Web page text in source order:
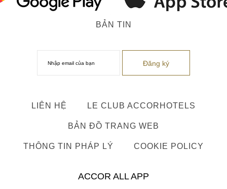
BẢN TIN
LIÊN HỆ LE CLUB ACCORHOTELS
BẢN ĐỒ TRANG WEB
THÔNG TIN PHÁP LÝ COOKIE POLICY
ACCOR ALL APP